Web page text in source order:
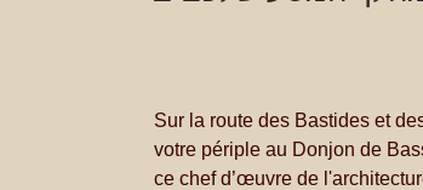
Sur la route des Bastides et
votre périple au Donjon de
ce chef d’œuvre de